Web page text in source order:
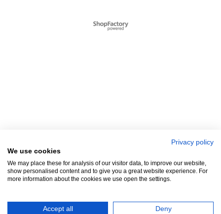
Webwinkel gemaakt met
ShopFactory webwinkel
Privacy policy
We use cookies
We may place these for analysis of our visitor data, to improve our website,
show personalised content and to give you a great website experience. For
more information about the cookies we use open the settings.
Accept all Deny